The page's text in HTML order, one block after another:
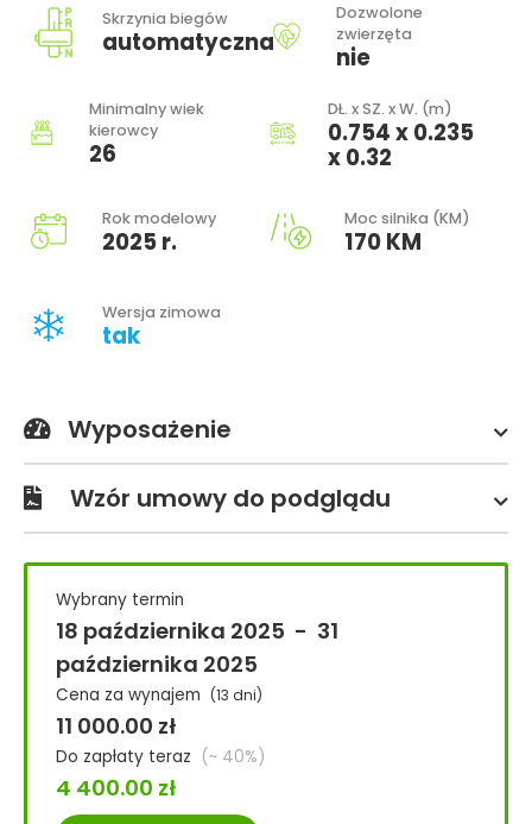
Skrzynia biegów
automatyczna
Dozwolone
zwierzęta
nie
Minimalny wiek
kierowcy
26
DŁ. x SZ. x W. (m)
0.754 x 0.235
x 0.32
Rok modelowy
2025 r.
Moc silnika (KM)
170 KM
Wersja zimowa
tak
Wyposażenie
Wzór umowy do podglądu
Wybrany termin
18 października 2025 - 31
października 2025
Cena za wynajem (13 dni)
11 000.00 zł
Do zapłaty teraz (~ 40%)
4 400.00 zł